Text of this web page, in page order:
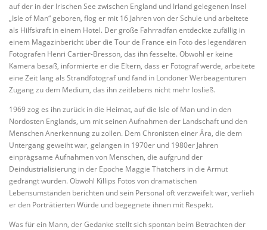
auf der in der Irischen See zwischen England und Irland gelegenen Insel
„Isle of Man“ geboren, flog er mit 16 Jahren von der Schule und arbeitete
als Hilfskraft in einem Hotel. Der große Fahrradfan entdeckte zufällig in
einem Magazinbericht über die Tour de France ein Foto des legendären
Fotografen Henri Cartier-Bresson, das ihn fesselte. Obwohl er keine
Kamera besaß, informierte er die Eltern, dass er Fotograf werde, arbeitete
eine Zeit lang als Strandfotograf und fand in Londoner Werbeagenturen
Zugang zu dem Medium, das ihn zeitlebens nicht mehr losließ.
1969 zog es ihn zurück in die Heimat, auf die Isle of Man und in den
Nordosten Englands, um mit seinen Aufnahmen der Landschaft und den
Menschen Anerkennung zu zollen. Dem Chronisten einer Ära, die dem
Untergang geweiht war, gelangen in 1970er und 1980er Jahren
einprägsame Aufnahmen von Menschen, die aufgrund der
Deindustrialisierung in der Epoche Maggie Thatchers in die Armut
gedrängt wurden. Obwohl Killips Fotos von dramatischen
Lebensumständen berichten und sein Personal oft verzweifelt war, verlieh
er den Porträtierten Würde und begegnete ihnen mit Respekt.
Was für ein Mann, der Gedanke stellt sich spontan beim Betrachten der